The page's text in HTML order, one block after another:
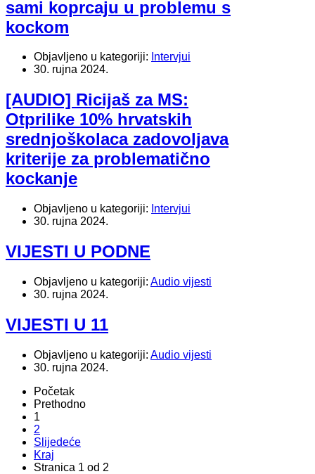
sami koprcaju u problemu s
kockom
Objavljeno u kategoriji: Intervjui
30. rujna 2024.
[AUDIO] Ricijaš za MS:
Otprilike 10% hrvatskih
srednjoškolaca zadovoljava
kriterije za problematično
kockanje
Objavljeno u kategoriji: Intervjui
30. rujna 2024.
VIJESTI U PODNE
Objavljeno u kategoriji: Audio vijesti
30. rujna 2024.
VIJESTI U 11
Objavljeno u kategoriji: Audio vijesti
30. rujna 2024.
Početak
Prethodno
1
2
Slijedeće
Kraj
Stranica 1 od 2